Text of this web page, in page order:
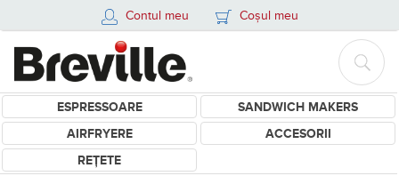
Contul meu Coșul meu
ESPRESSOARE
SANDWICH MAKERS
AIRFRYERE
ACCESORII
REȚETE